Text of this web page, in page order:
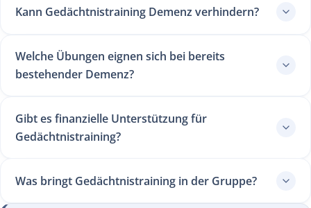
Kann Gedächtnistraining Demenz verhindern?
Welche Übungen eignen sich bei bereits
bestehender Demenz?
Gibt es finanzielle Unterstützung für
Gedächtnistraining?
Was bringt Gedächtnistraining in der Gruppe?